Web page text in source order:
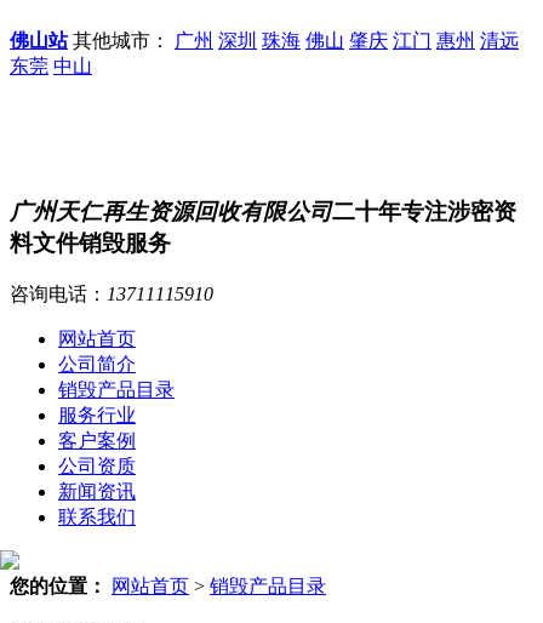
佛山站其他城市： 广州 深圳 珠海 佛山 肇庆 江门 惠州 清远
东莞 中山
广州天仁再生资源回收有限公司二十年专注涉密资
料文件销毁服务
咨询电话： 13711115910
网站首页
公司简介
销毁产品目录
服务行业
客户案例
公司资质
新闻资讯
联系我们
您的位置： 网站首页 > 销毁产品目录